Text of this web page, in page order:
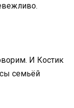
И Костик
семьёй